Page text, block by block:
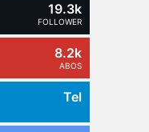
19.3k
FOLLOWER
8.2k
ABOS
Tel